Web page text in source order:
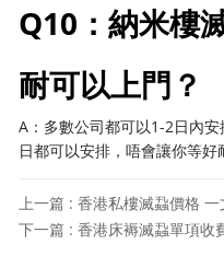
Q10：納米樓
耐可以上門？
A：多數公司都可以1-2日內
日都可以安排，唔會讓你等好
上一篇 : 香港私樓滅蝨價格
下一篇 : 香港床褥滅蝨單項收